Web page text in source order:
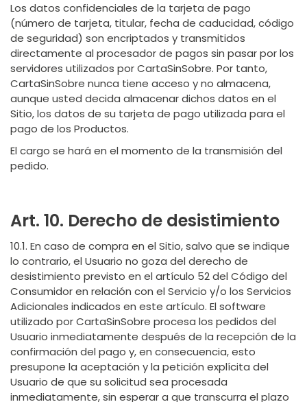
Los datos confidenciales de la tarjeta de pago
(número de tarjeta, titular, fecha de caducidad, código
de seguridad) son encriptados y transmitidos
directamente al procesador de pagos sin pasar por los
servidores utilizados por CartaSinSobre. Por tanto,
CartaSinSobre nunca tiene acceso y no almacena,
aunque usted decida almacenar dichos datos en el
Sitio, los datos de su tarjeta de pago utilizada para el
pago de los Productos.
El cargo se hará en el momento de la transmisión del
pedido.
Art. 10. Derecho de desistimiento
10.1. En caso de compra en el Sitio, salvo que se indique
lo contrario, el Usuario no goza del derecho de
desistimiento previsto en el artículo 52 del Código del
Consumidor en relación con el Servicio y/o los Servicios
Adicionales indicados en este artículo. El software
utilizado por CartaSinSobre procesa los pedidos del
Usuario inmediatamente después de la recepción de la
confirmación del pago y, en consecuencia, esto
presupone la aceptación y la petición explícita del
Usuario de que su solicitud sea procesada
inmediatamente, sin esperar a que transcurra el plazo